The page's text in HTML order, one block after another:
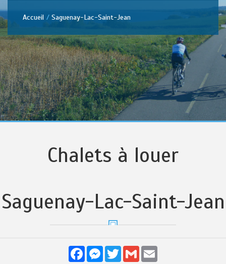
Accueil Saguenay-Lac-Saint-Jean
Chalets à louer
Saguenay-Lac-Saint-Jean
FacebookMessenger
TwitterGmail